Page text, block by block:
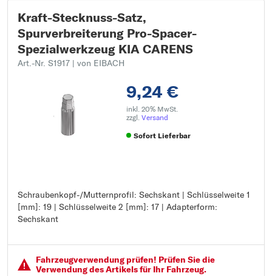
Kraft-Stecknuss-Satz,
Spurverbreiterung Pro-Spacer-
Spezialwerkzeug KIA CARENS
Art.-Nr. S1917 | von EIBACH
9,24 €
inkl. 20% MwSt.
zzgl. Versand
Sofort Lieferbar
Schraubenkopf-/Mutternprofil: Sechskant | Schlüsselweite 1
[mm]: 19 | Schlüsselweite 2 [mm]: 17 | Adapterform:
Sechskant
Schraubenkopf-/Mutternprofil: Sechskant
Schlüsselweite 1 [mm]: 19
Schlüsselweite 2 [mm]: 17
Fahrzeugver­wendung prüfen! Prüfen Sie die
Verwendung des Artikels für Ihr Fahrzeug.